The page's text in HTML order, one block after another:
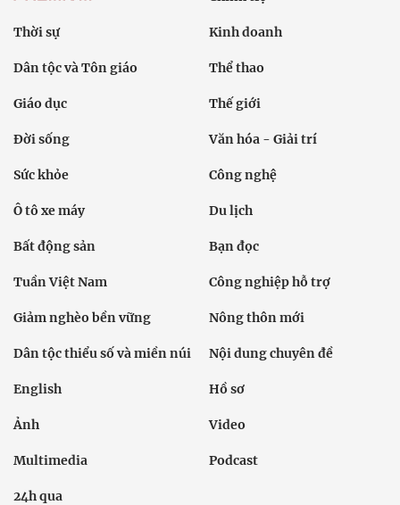
Thời sự Kinh doanh
Dân tộc và Tôn giáo Thể thao
Giáo dục Thế giới
Đời sống Văn hóa - Giải trí
Sức khỏe Công nghệ
Ô tô xe máy Du lịch
Bất động sản Bạn đọc
Tuần Việt Nam Công nghiệp hỗ trợ
Giảm nghèo bền vững Nông thôn mới
Dân tộc thiểu số và miền núi Nội dung chuyên đề
English Hồ sơ
Ảnh Video
Multimedia Podcast
24h qua